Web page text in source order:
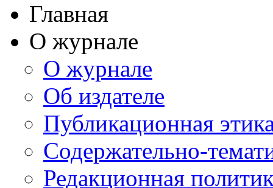
Главная
О журнале
О журнале
Об издателе
Публикационная
Содержательно-
Редакционная